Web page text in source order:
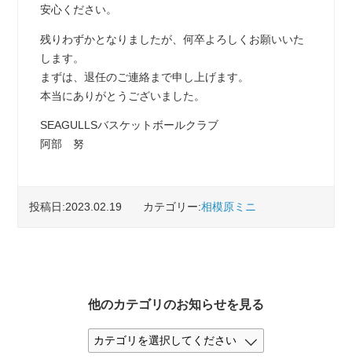
安心ください。
残りわずかとなりましたが、何卒よろしくお願いいた
します。
まずは、退任のご連絡まで申し上げます。
本当にありがとうございました。
SEAGULLSバスケットボールクラブ
阿部 努
投稿日:2023.02.19 カテゴリー:相模原ミニ
他のカテゴリのお知らせを見る